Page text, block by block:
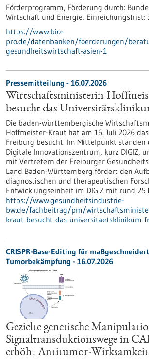
Förderprogramm, Förderung durch:
Wirtschaft und Energie, Einreichungsfrist:
https://www.bio-
pro.de/datenbanken/foerderungen/
gesundheitswirtschaft-asien-1
Pressemitteilung - 16.07.2026
Wirtschaftsministerin
besucht das
Die baden-württembergische
Hoffmeister-Kraut hat am 16. Juli 2026
Freiburg besucht. Im Mittelpunkt standen
Digitale Innovationszentrum, kurz DIGIZ,
mit Vertretern der Freiburger
Land Baden-Württemberg fördert den
diagnostischen und therapeutischen
Entwicklungseinheit im DIGIZ mit rund 25
https://www.gesundheitsindustrie-
bw.de/fachbeitrag/pm/
kraut-besucht-das-universitaetsklinikum-
CRISPR-Base-Editing für
Tumorbekämpfung - 16.07.2026
Gezielte genetische
Signaltransduktionswege in
erhöht Antitumor-Wirksamkeit